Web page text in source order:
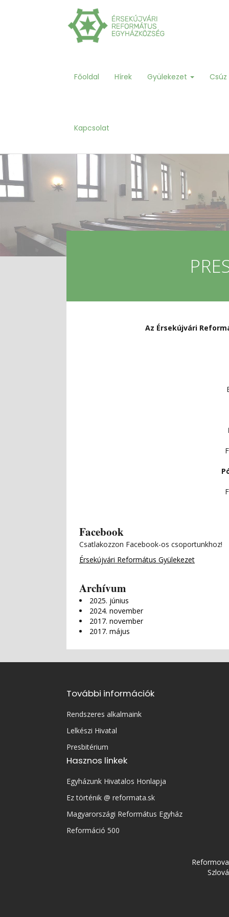
Főoldal Hírek Gyülekezet Csúz
Kapcsolat
Az Érsekújvári
Facebook
Csatlakozzon Facebook-os csoportunkhoz!
Érsekújvári Református Gyülekezet
Archívum
2025. június
2024. november
2017. november
2017. május
További információk
Rendszeres alkalmaink
Lelkészi Hivatal
Presbitérium
Hasznos linkek
Egyházunk Hivatalos Honlapja
Ez történik @ reformata.sk
Magyarországi Református Egyház
Reformáció 500